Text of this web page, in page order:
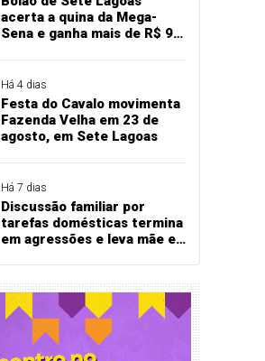
acerta a quina da Mega-
Sena e ganha mais de R$ 94
Há 4 dias
Festa do Cavalo movimenta
Fazenda Velha em 23 de
agosto, em Sete Lagoas
Há 7 dias
Discussão familiar por
tarefas domésticas termina
em agressões e leva mãe e